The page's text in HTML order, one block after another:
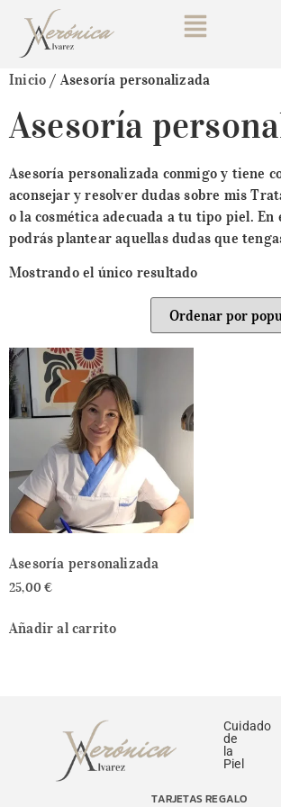
Inicio / Asesoría personalizada
Asesoría
Asesoría personalizada conmigo y tiene
aconsejar y resolver dudas sobre mis
o la cosmética adecuada a tu tipo piel. En
podrás plantear aquellas dudas que
Mostrando el único resultado
Asesoría personalizada
25,00€
Añadir al carrito
Cuidado
de
la
Piel
TARJETAS REGALO